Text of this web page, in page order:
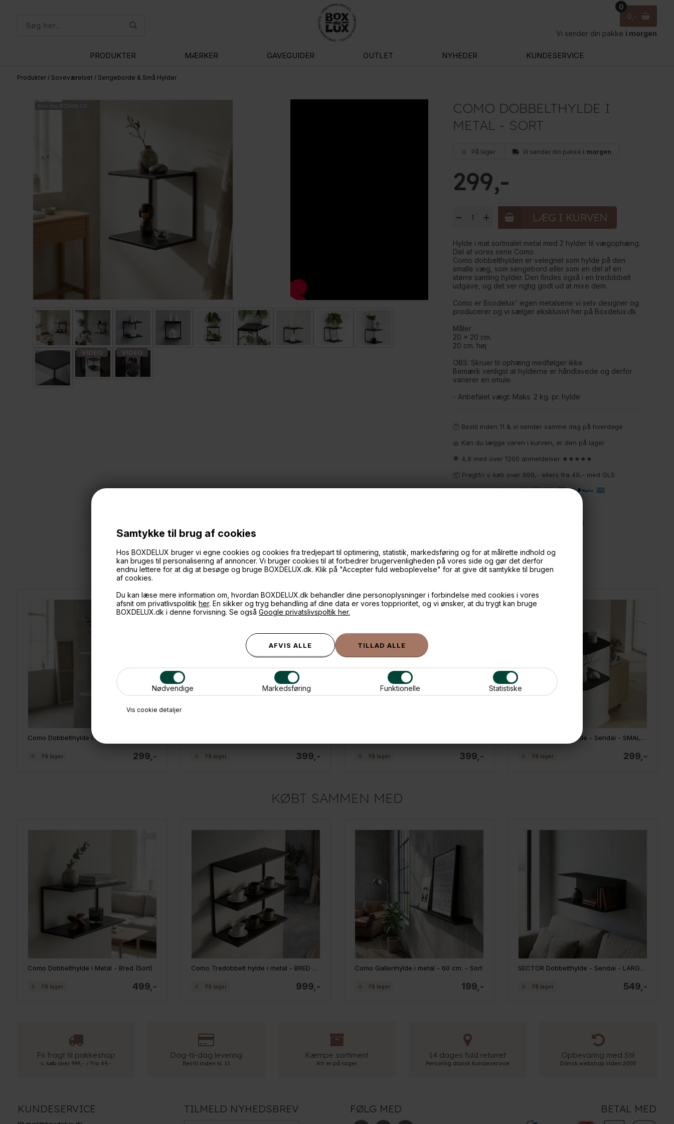
Samtykke til brug af cookies
Hos BOXDELUX bruger vi egne cookies og cookies fra tredjepart til optimering, statistik, markedsføring og for at målrette indhold og
kan bruges til personalisering af annoncer. Vi bruger cookies til at forbedrer brugervenligheden på vores side og gør det derfor
endnu lettere for at dig at besøge og bruge BOXDELUX.dk. Klik på "Accepter fuld weboplevelse" for at give dit samtykke til brugen
af cookies.
Du kan læse mere information om, hvordan BOXDELUX.dk behandler dine personoplysninger i forbindelse med cookies i vores
afsnit om privatlivspolitik her. En sikker og tryg behandling af dine data er vores topprioritet, og vi ønsker, at du trygt kan bruge
BOXDELUX.dk i denne forvisning. Se også Google privatslivspoltik her.
Nødvendige Markedsføring Funktionelle Statistiske
Vis cookie detaljer
0
0
Vi sender din pakke i morgen
PRODUKTER MÆRKER GAVEGUIDER OUTLET NYHEDER KUNDESERVICE
Produkter/ Soveværelset / Sengeborde & Små Hylder
Kun hos BOXdeLUX
COMO DOBBELTHYLDE I
METAL - SORT
På lager Vi sender din pakke i morgen
299
+
-
Hylde i mat sortmalet metal med 2 hylder til vægophæng.
Del af vores serie Como.
Como dobbelthylden er velegnet som hylde på den
smalle væg, som sengebord eller som en del af en
større samling hylder. Den findes også i en tredobbelt
udgave, og det ser rigtig godt ud at mixe dem.
Como er Boxdelux' egen metalserie vi selv designer og
producerer og vi sælger eksklusivt her på Boxdelux.dk
Måler
20 x 20 cm.
20 cm. høj
OBS: Skruer til ophæng medfølger ikke
Bemærk venligst at hylderne er håndlavede og derfor
varierer en smule.
- Anbefalet vægt: Maks. 2 kg. pr. hylde
🕚 Bestil inden 11 & vi sender samme dag på hverdage
🧺 Kan du lægge varen i kurven, er den på lager
🌟 4,9 med over 1200 anmeldelser ★★★★★
📦 Fragtfri v. køb over 999,- ellers fra 49,- med GLS
💳 Betal med
(24/7)
ANDRE IDÉER
Como Dobbelthylde i metal - Hvid
299,-
På lager 399,-
På lager 399,-
På lager
SECTOR Dobbelthylde - Sendai - SMALL - Sort
299,-
På lager
KØBT SAMMEN MED
Como Dobbelthylde i Metal - Bred (Sort)
499,-
På lager
Como Tredobbelt hylde i metal - BRED - Sort
999,-
På lager
Como Gallerihylde i metal - 60 cm. - Sort
199,-
På lager
SECTOR Dobbelthylde - Sendai - LARGE - Sort
549,-
På lager
Fri fragt til pakkeshop
v. køb over 999,- / Fra 49,-
Dag-til-dag levering
Bestil inden kl. 11
Kæmpe sortiment
Alt er på lager
14 dages fuld returret
Personlig dansk kundeservice
Opbevaring med Stil
Dansk webshop siden 2005
KUNDESERVICE TILMELD NYHEDSBREV FØLG MED BETAL MED